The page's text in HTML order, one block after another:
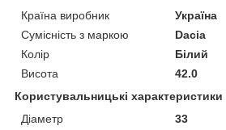
Країна виробник
Україна
Сумісність з маркою
Dacia
Колір
Білий
Висота
42.0
Користувальницькі характеристики
Діаметр
33